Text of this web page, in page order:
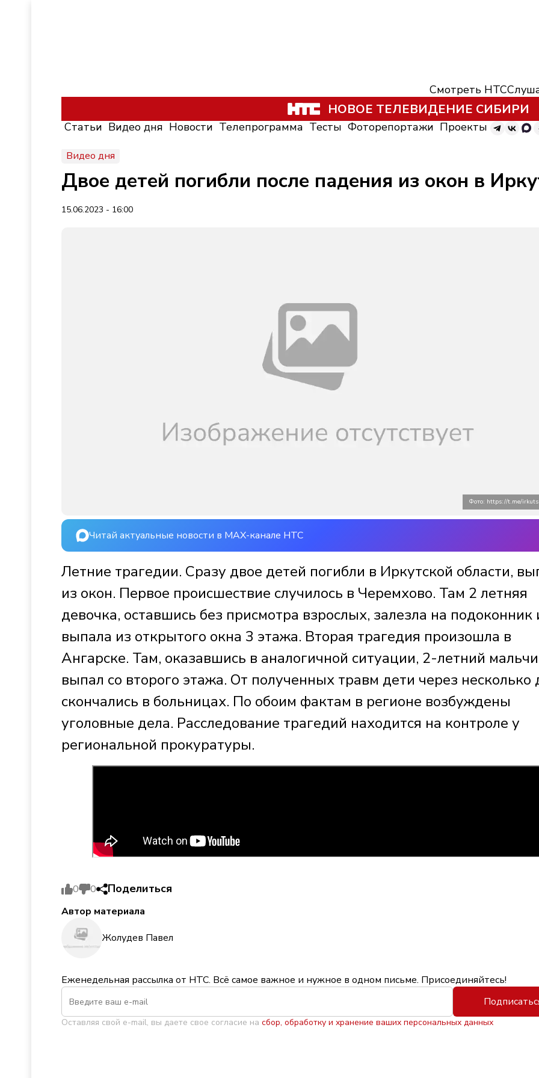
Смотреть НТС
НОВОЕ ТЕЛЕВИДЕНИЕ СИБИРИ
Статьи Видео дня Новости Телепрограмма Тесты Фоторепортажи Проекты
Видео дня
Двое детей погибли после падения из окон в
15.06.2023 - 16:00
Фото: https://t.me/
Читай актуальные новости в MAX-канале НТС
Летние трагедии. Сразу двое детей погибли в Иркутской области,
из окон. Первое происшествие случилось в Черемхово. Там 2 летняя
девочка, оставшись без присмотра взрослых, залезла на подоконник
выпала из открытого окна 3 этажа. Вторая трагедия произошла в
Ангарске. Там, оказавшись в аналогичной ситуации, 2-летний
выпал со второго этажа. От полученных травм дети через несколько
скончались в больницах. По обоим фактам в регионе возбуждены
уголовные дела. Расследование трагедий находится на контроле у
региональной прокуратуры.
0 0 Поделиться
Автор материала
Жолудев Павел
Еженедельная рассылка от НТС. Всё самое важное и нужное в одном письме. Присоединяйтесь!
Оставляя свой e-mail, вы даете свое согласие на сбор, обработку и хранение ваших персональных данных